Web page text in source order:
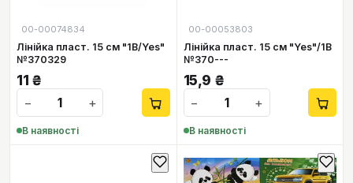
00-00074834
Лінійка пласт. 15 см "1В/Yes"
№370329
11 ₴
−
+
В наявності
00-00053803
Лінійка пласт. 15 см "Yes"/1В
№370---
15,9 ₴
−
+
В наявності